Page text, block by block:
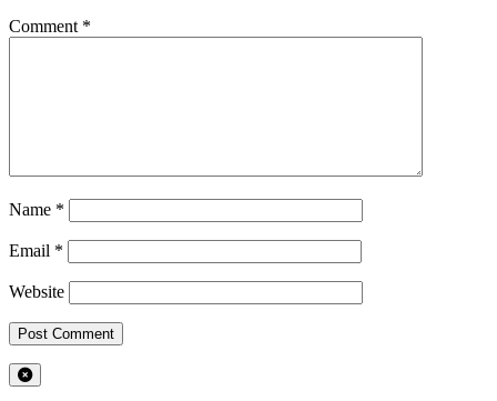
Comment *
Name *
Email *
Website